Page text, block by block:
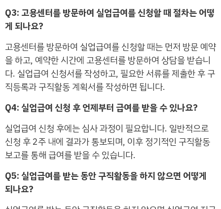
Q3: 고용센터를 방문하여 실업급여를 신청할 때 절차는 어떻
게 되나요?
고용센터를 방문하여 실업급여를 신청할 때는 먼저 방문 예약
을 하고, 예약한 시간에 고용센터를 방문하여 상담을 받습니
다. 실업급여 신청서를 작성하고, 필요한 서류를 제출한 후 구
직등록과 구직활동 계획서를 작성하면 됩니다.
Q4: 실업급여 신청 후 언제부터 급여를 받을 수 있나요?
실업급여 신청 후에는 심사 과정이 필요합니다. 일반적으로
신청 후 2주 내에 결과가 통보되며, 이후 정기적인 구직활동
보고를 통해 급여를 받을 수 있습니다.
Q5: 실업급여를 받는 동안 구직활동을 하지 않으면 어떻게
되나요?